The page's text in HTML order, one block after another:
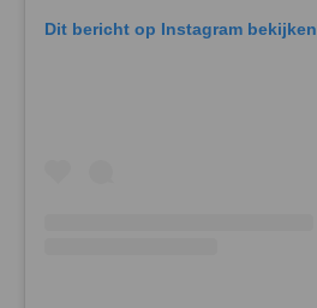
Dit bericht op Instagram bekijken